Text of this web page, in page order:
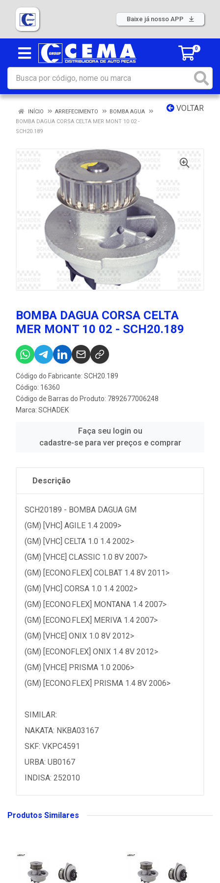
Baixe já nosso APP
0
VOLTAR
INÍCIO ARREFECIMENTO
BOMBA AGUA
BOMBA DAGUA CORSA CELTA MER MONT 10 02 -
SCH20.189
BOMBA DAGUA CORSA CELTA
MER MONT 10 02 - SCH20.189
Código do Fabricante: SCH20.189
Código: 16360
Código de Barras do Produto: 7892677006248
Marca: SCHADEK
Faça seu login ou
cadastre-se para ver preços e comprar
Descrição
SCH20189 - BOMBA DAGUA GM
(GM) [VHC] AGILE 1.4 2009>
(GM) [VHC] CELTA 1.0 1.4 2002>
(GM) [VHCE] CLASSIC 1.0 8V 2007>
(GM) [ECONO.FLEX] COLBAT 1.4 8V 2011>
(GM) [VHC] CORSA 1.0 1.4 2002>
(GM) [ECONO.FLEX] MONTANA 1.4 2007>
(GM) [ECONO.FLEX] MERIVA 1.4 2007>
(GM) [VHCE] ONIX 1.0 8V 2012>
(GM) [ECONOFLEX] ONIX 1.4 8V 2012>
(GM) [VHCE] PRISMA 1.0 2006>
(GM) [ECONO.FLEX] PRISMA 1.4 8V 2006>
SIMILAR:
NAKATA: NKBA03167
SKF: VKPC4591
URBA: UB0167
INDISA: 252010
Produtos Similares